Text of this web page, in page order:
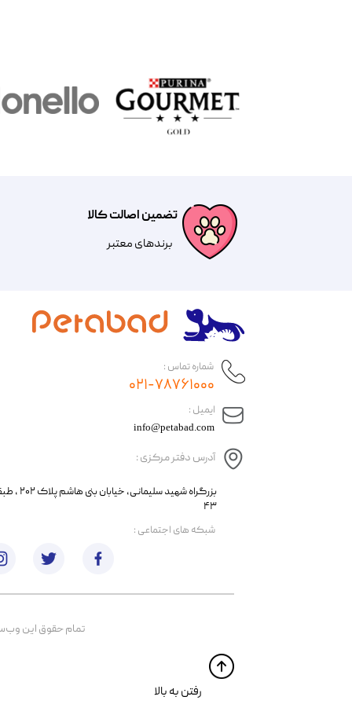
تضمین اصالت کالا
​​برندهای معتبر​​​​​​​
​ایمیل :
آدرس دفتر مرکزی :
info@petabad.com
​​بزرگراه شهید
۴۳
شماره تماس :
۰۲۱-۷۸۷۶۱۰۰۰
تمام حقوق اين
​​رفتن به بالا
​شبکه های اجتماعی :